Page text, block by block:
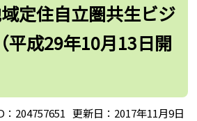
定住自立圏共生ビジ
平成29年10月13日開
：204757651 更新日：2017年11月9日